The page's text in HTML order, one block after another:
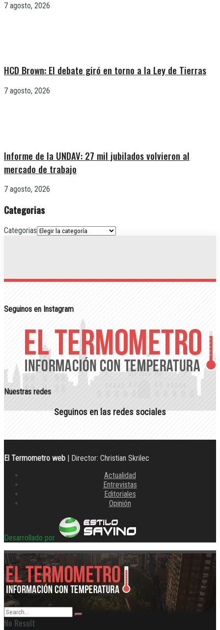
7 agosto, 2026
HCD Brown: El debate giró en torno a la Ley de Tierras
7 agosto, 2026
Informe de la UNDAV: 27 mil jubilados volvieron al
mercado de trabajo
7 agosto, 2026
Categorias
Categorias
Seguinos en Instagram
Nuestras redes
Seguinos en las redes sociales
El Termometro web | Director: Christian Skrilec
Actualidad
Entrevistas
Editoriales
Opinión
Desarrollado por
No Result